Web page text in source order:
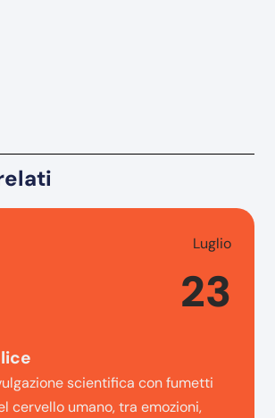
Luglio
23
scientifica con fumetti
cervello umano, tra emozioni,